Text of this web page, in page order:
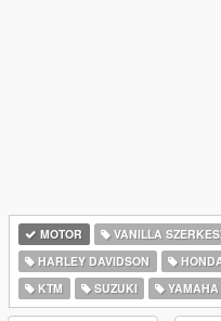
MOTOR VANILLA
HARLEY DAVIDSON
KTM
SUZUKI YAMAHA